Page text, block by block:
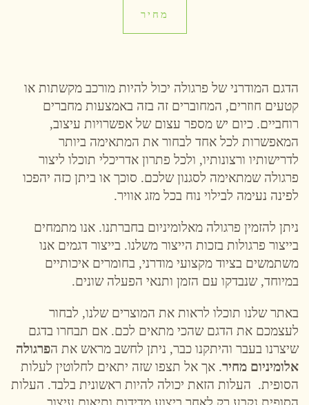
מחיר
הדגם המודרני של פרגולה יכול להיות מורכב מקשתות או
קטעים חוזרים, המחוברים זה בזה באמצעות מחברים
רוחביים. כיום יש מספר עצום של אפשרויות עיצוב,
המאפשרות לכל אחד לבחור את המתאימה ביותר
לדרישותיו ורצונותיו, ולכל פתרון אדריכלי תוכלו ליצור
פרגולה שמתאימה לסגנון שלכם. סוכך או ביתן כזה יהפכו
לפינה נעימה לבילוי נוח בכל מזג אוויר.
ניתן להזמין פרגולה מאלומיניום בחברתנו. אנו מתמחים
בייצור פרגולות בזכות הייצור משלנו. בייצור דגמים אנו
משתמשים בציוד מקצועי מודרני, בחומרים איכותיים
במיוחד, שנבדקו עם הזמן ותנאי הפעלה שונים.
באתר שלנו תוכלו לראות את המוצרים שלנו, לבחור
לעצמכם את הדגם שהכי מתאים לכם. אם תבחרו בדגם
שיצרנו בעבר והיתקנו כבר, ניתן לחשב מראש את הפרגולה
אלומיניום מחיר. אך אל תצפו שזה יתאים לחלוטין לעלות
הסופית. העלות הזאת יכולה להיות ראשונית בלבד. העלות